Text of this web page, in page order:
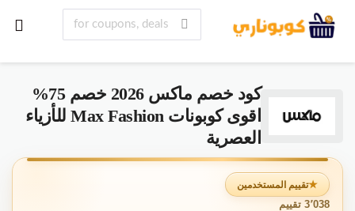
كود خصم ماكس 2026 خصم 75%
اقوى كوبونات Max Fashion للأزياء
العصرية
تقييم المستخدمين
3٬038 تقييم